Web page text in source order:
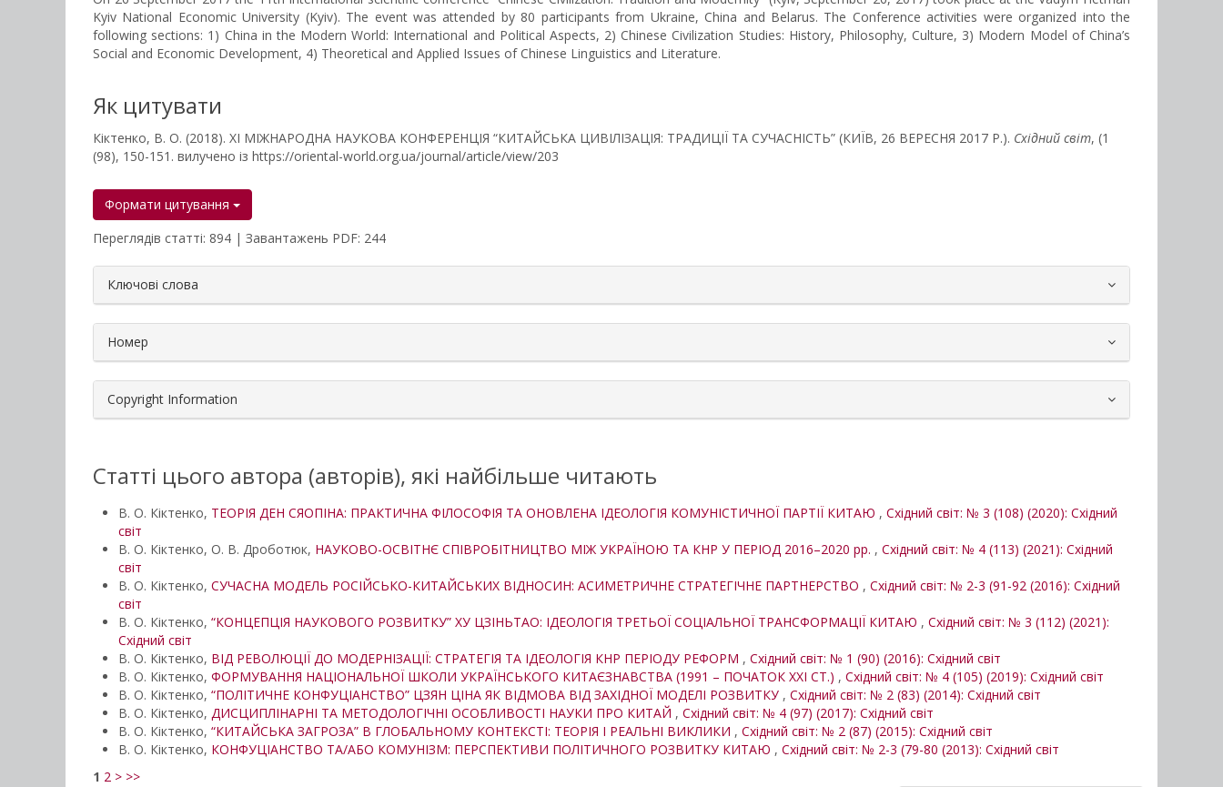
Kyiv National Economic University (Kyiv). The event was attended by 80 participants from Ukraine, China and Belarus. The Conference activities were organized into the
following sections: 1) China in the Modern World: International and Political Aspects, 2) Chinese Civilization Studies: History, Philosophy, Culture, 3) Modern Model of China’s
Social and Economic Development, 4) Theoretical and Applied Issues of Chinese Linguistics and Literature.
Як цитувати
Кіктенко, В. О. (2018). ХІ МІЖНАРОДНА НАУКОВА КОНФЕРЕНЦІЯ “КИТАЙСЬКА ЦИВІЛІЗАЦІЯ: ТРАДИЦІЇ ТА СУЧАСНІСТЬ” (КИЇВ, 26 ВЕРЕСНЯ 2017 Р.). Східний світ, (1
(98), 150-151. вилучено із https://oriental-world.org.ua/journal/article/view/203
Формати цитування
Переглядів статті: 894 | Завантажень PDF: 244
##plugins.themes.bootstrap3.article.details##
Ключові слова
Номер
Copyright Information
Статті цього автора (авторів), які найбільше читають
В. О. Кіктенко, ТЕОРІЯ ДЕН СЯОПІНА: ПРАКТИЧНА ФІЛОСОФІЯ ТА ОНОВЛЕНА ІДЕОЛОГІЯ КОМУНІСТИЧНОЇ ПАРТІЇ КИТАЮ , Східний світ: № 3 (108) (2020): Східний
світ
В. О. Кіктенко, О. В. Дроботюк, НАУКОВО-ОСВІТНЄ СПІВРОБІТНИЦТВО МІЖ УКРАЇНОЮ ТА КНР У ПЕРІОД 2016–2020 рр. , Східний світ: № 4 (113) (2021): Східний
світ
В. О. Кіктенко, СУЧАСНА МОДЕЛЬ РОСІЙСЬКО-КИТАЙСЬКИХ ВІДНОСИН: АСИМЕТРИЧНЕ СТРАТЕГІЧНЕ ПАРТНЕРСТВО , Східний світ: № 2-3 (91-92 (2016): Східний
світ
В. О. Кіктенко, “КОНЦЕПЦІЯ НАУКОВОГО РОЗВИТКУ” ХУ ЦЗІНЬТАО: ІДЕОЛОГІЯ ТРЕТЬОЇ СОЦІАЛЬНОЇ ТРАНСФОРМАЦІЇ КИТАЮ , Східний світ: № 3 (112) (2021):
Східний світ
В. О. Кіктенко, ВІД РЕВОЛЮЦІЇ ДО МОДЕРНІЗАЦІЇ: СТРАТЕГІЯ ТА ІДЕОЛОГІЯ КНР ПЕРІОДУ РЕФОРМ , Східний світ: № 1 (90) (2016): Східний світ
В. О. Кіктенко, ФОРМУВАННЯ НАЦІОНАЛЬНОЇ ШКОЛИ УКРАЇНСЬКОГО КИТАЄЗНАВСТВА (1991 – ПОЧАТОК XXI СТ.) , Східний світ: № 4 (105) (2019): Східний світ
В. О. Кіктенко, “ПОЛІТИЧНЕ КОНФУЦІАНСТВО” ЦЗЯН ЦІНА ЯК ВІДМОВА ВІД ЗАХІДНОЇ МОДЕЛІ РОЗВИТКУ , Східний світ: № 2 (83) (2014): Східний світ
В. О. Кіктенко, ДИСЦИПЛІНАРНІ ТА МЕТОДОЛОГІЧНІ ОСОБЛИВОСТІ НАУКИ ПРО КИТАЙ , Східний світ: № 4 (97) (2017): Східний світ
В. О. Кіктенко, “КИТАЙСЬКА ЗАГРОЗА” В ГЛОБАЛЬНОМУ КОНТЕКСТІ: ТЕОРІЯ І РЕАЛЬНІ ВИКЛИКИ , Східний світ: № 2 (87) (2015): Східний світ
В. О. Кіктенко, КОНФУЦІАНСТВО ТА/АБО КОМУНІЗМ: ПЕРСПЕКТИВИ ПОЛІТИЧНОГО РОЗВИТКУ КИТАЮ , Східний світ: № 2-3 (79-80 (2013): Східний світ
1 2 > >>